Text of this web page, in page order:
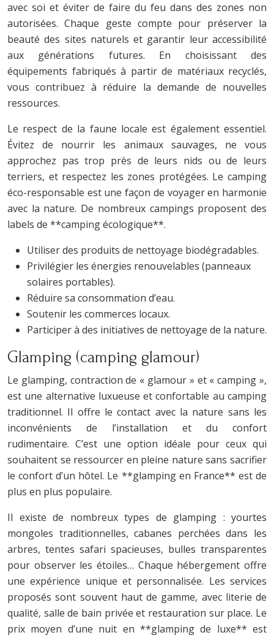
avec soi et éviter de faire du feu dans des zones non
autorisées. Chaque geste compte pour préserver la
beauté des sites naturels et garantir leur accessibilité
aux générations futures. En choisissant des
équipements fabriqués à partir de matériaux recyclés,
vous contribuez à réduire la demande de nouvelles
ressources.
Le respect de la faune locale est également essentiel.
Évitez de nourrir les animaux sauvages, ne vous
approchez pas trop près de leurs nids ou de leurs
terriers, et respectez les zones protégées. Le camping
éco-responsable est une façon de voyager en harmonie
avec la nature. De nombreux campings proposent des
labels de **camping écologique**.
Utiliser des produits de nettoyage biodégradables.
Privilégier les énergies renouvelables (panneaux
solaires portables).
Réduire sa consommation d’eau.
Soutenir les commerces locaux.
Participer à des initiatives de nettoyage de la nature.
Glamping (camping glamour)
Le glamping, contraction de « glamour » et « camping »,
est une alternative luxueuse et confortable au camping
traditionnel. Il offre le contact avec la nature sans les
inconvénients de l’installation et du confort
rudimentaire. C’est une option idéale pour ceux qui
souhaitent se ressourcer en pleine nature sans sacrifier
le confort d’un hôtel. Le **glamping en France** est de
plus en plus populaire.
Il existe de nombreux types de glamping : yourtes
mongoles traditionnelles, cabanes perchées dans les
arbres, tentes safari spacieuses, bulles transparentes
pour observer les étoiles… Chaque hébergement offre
une expérience unique et personnalisée. Les services
proposés sont souvent haut de gamme, avec literie de
qualité, salle de bain privée et restauration sur place. Le
prix moyen d’une nuit en **glamping de luxe** est